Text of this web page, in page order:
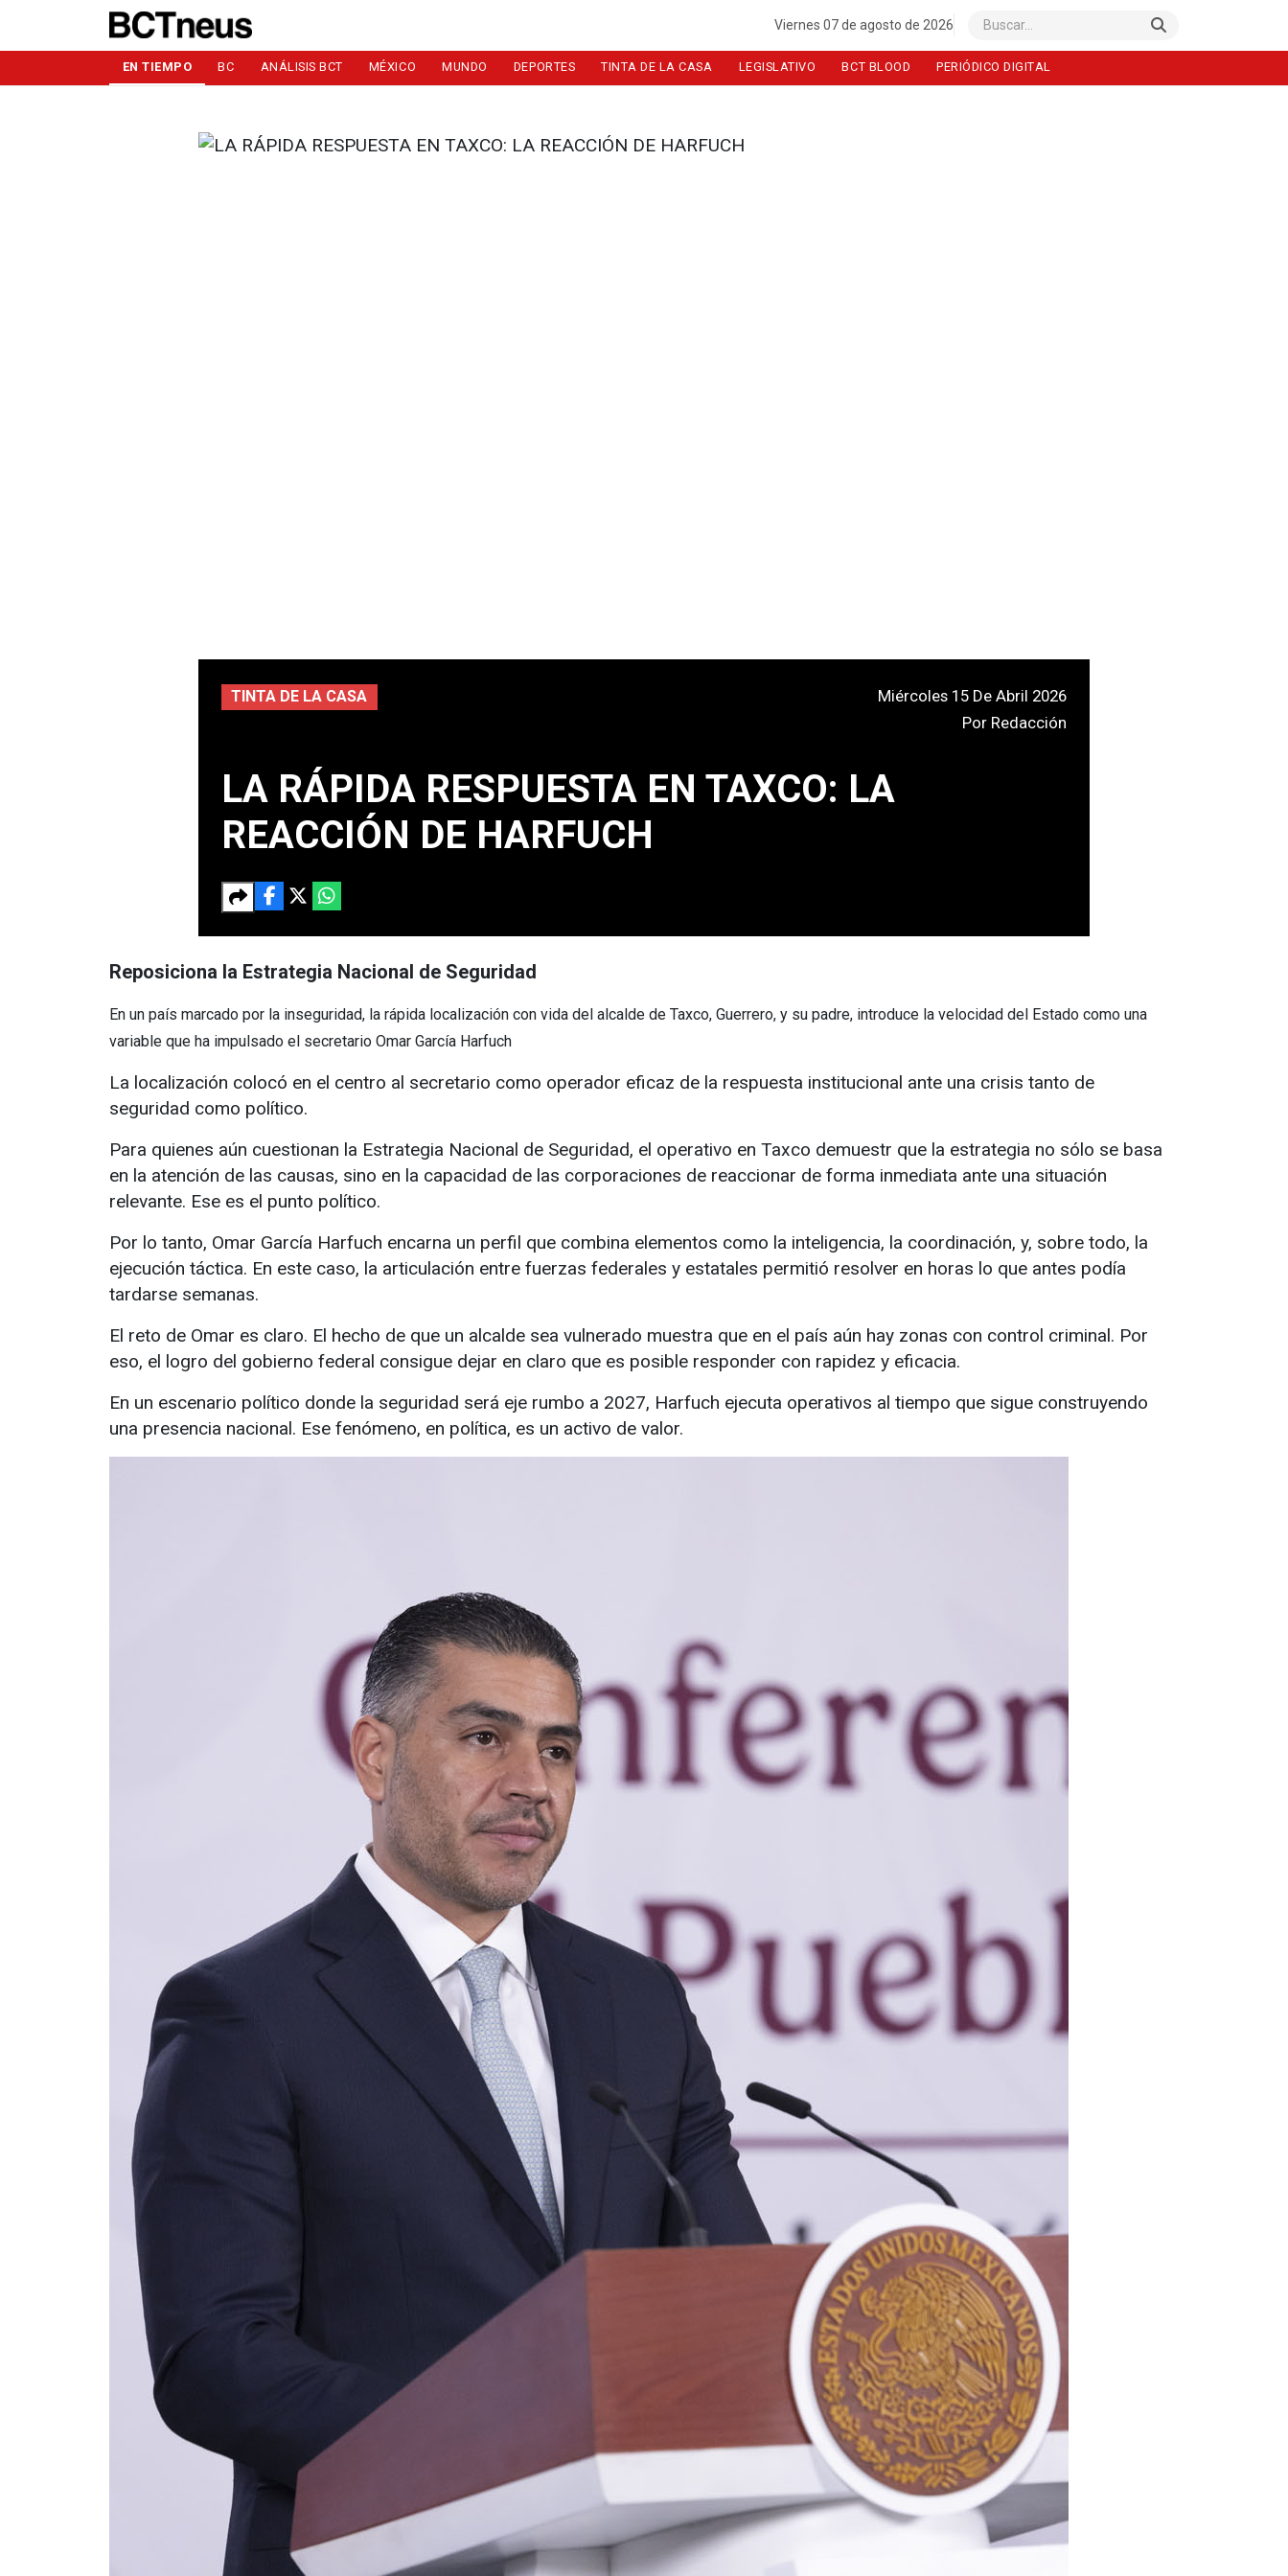
Viernes 07 de agosto de 2026 Buscar
EN TIEMPO BC ANÁLISIS BCT MÉXICO MUNDO DEPORTES TINTA DE LA CASA LEGISLATIVO BCT BLOOD PERIÓDICO DIGITAL
TINTA DE LA CASA
Miércoles 15 De Abril 2026
Por Redacción
LA RÁPIDA RESPUESTA EN TAXCO: LA
REACCIÓN DE HARFUCH
Reposiciona la Estrategia Nacional de Seguridad
En un país marcado por la inseguridad, la rápida localización con vida del alcalde de Taxco, Guerrero, y su padre, introduce la velocidad del Estado como una
variable que ha impulsado el secretario Omar García Harfuch
La localización colocó en el centro al secretario como operador eficaz de la respuesta institucional ante una crisis tanto de
seguridad como político.
Para quienes aún cuestionan la Estrategia Nacional de Seguridad, el operativo en Taxco demuestr que la estrategia no sólo se basa
en la atención de las causas, sino en la capacidad de las corporaciones de reaccionar de forma inmediata ante una situación
relevante. Ese es el punto político.
Por lo tanto, Omar García Harfuch encarna un perfil que combina elementos como la inteligencia, la coordinación, y, sobre todo, la
ejecución táctica. En este caso, la articulación entre fuerzas federales y estatales permitió resolver en horas lo que antes podía
tardarse semanas.
El reto de Omar es claro. El hecho de que un alcalde sea vulnerado muestra que en el país aún hay zonas con control criminal. Por
eso, el logro del gobierno federal consigue dejar en claro que es posible responder con rapidez y eficacia.
En un escenario político donde la seguridad será eje rumbo a 2027, Harfuch ejecuta operativos al tiempo que sigue construyendo
una presencia nacional. Ese fenómeno, en política, es un activo de valor.